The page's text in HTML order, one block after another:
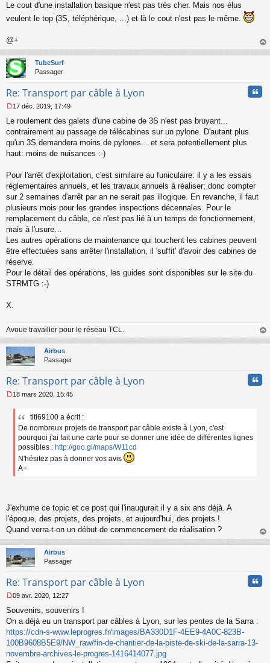
Le cout d'une installation basique n'est pas très cher. Mais nos élus
veulent le top (3S, téléphérique, ...) et là le cout n'est pas le même.
@+
au
TubeSurf
Passager
Re: Transport par câble à Lyon
e
s
s
g
n
o
n
u
17 déc. 2019, 17:49
Le roulement des galets d'une cabine de 3S n'est pas bruyant...
contrairement au passage de télécabines sur un pylone. D'autant plus
qu'un 3S demandera moins de pylones... et sera potentiellement plus
haut: moins de nuisances :-)
Pour l'arrêt d'exploitation, c'est similaire au funiculaire: il y a les essais
réglementaires annuels, et les travaux annuels à réaliser; donc compter
sur 2 semaines d'arrêt par an ne serait pas illogique. En revanche, il faut
plusieurs mois pour les grandes inspections décennales. Pour le
remplacement du câble, ce n'est pas lié à un temps de fonctionnement,
mais à l'usure…
Les autres opérations de maintenance qui touchent les cabines peuvent
être effectuées sans arrêter l'installation, il 'suffit' d'avoir des cabines de
réserve.
Pour le détail des opérations, les guides sont disponibles sur le site du
STRMTG :-)
X.
Avoue travailler pour le réseau TCL.
au
Airbus
Passager
Re: Transport par câble à Lyon
e
18 mars 2020, 15:45
titi69100 a écrit :
De nombreux projets de transport par câble existe à Lyon, c'est
pourquoi j'ai fait une carte pour se donner une idée de différentes lignes
possibles : http://goo.gl/maps/W11cd
N'hésitez pas à donner vos avis
A+
J'exhume ce topic et ce post qui l'inaugurait il y a six ans déjà. A
l'époque, des projets, des projets, et aujourd'hui, des projets !
Quand verra-t-on un début de commencement de réalisation ?
au
Airbus
Passager
Re: Transport par câble à Lyon
e
s
s
a
g
e
09 avr. 2020, 12:27
Souvenirs, souvenirs !
On a déjà eu un transport par câbles à Lyon, sur les pentes de la Sarra :
https://cdn-s-www.leprogres.fr/images/BA330D1F-4EE9-4A0C-823B-
100B9608B5E9/NW_raw/fin-de-chantier-de-la-piste-de-ski-de-la-sarra-13-
novembre-archives-le-progres-1416414077.jpg